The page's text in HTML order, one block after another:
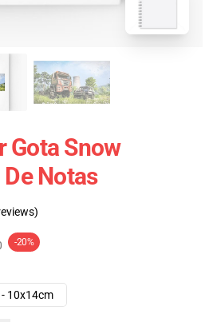
Gota Snow
Notas
-20%
10x14cm